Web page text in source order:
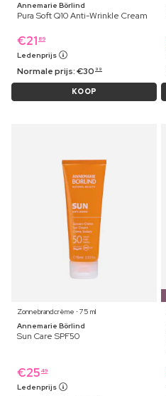
Annemarie Börlind
Pura Soft Q10 Anti-Wrinkle Cream
€21 89
Ledenprijs
Normale prijs:€30 99
KOOP
Zonnebrandcrème ⋅ 75 ml
Annemarie Börlind
Sun Care SPF50
€25 49
Ledenprijs